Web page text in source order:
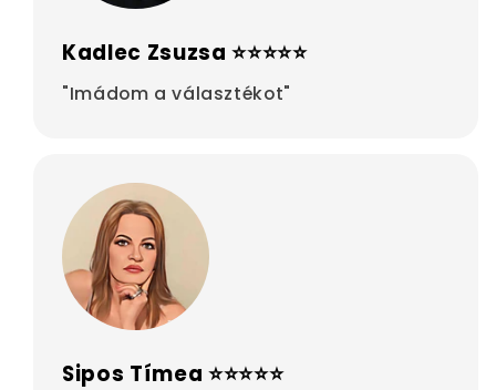
Kadlec Zsuzsa ⭐⭐⭐⭐⭐
"Imádom a választékot"
Sipos Tímea ⭐⭐⭐⭐⭐